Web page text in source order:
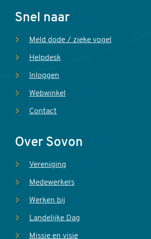
Voet
Snel naar
Meld dode / zieke vogel
Helpdesk
Inloggen
Webwinkel
Contact
Over Sovon
Vereniging
Medewerkers
Werken bij
Landelijke Dag
Missie en visie